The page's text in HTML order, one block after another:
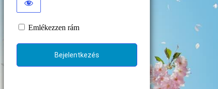
Emlékezzen rám